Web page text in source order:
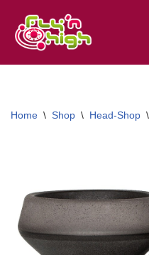
Ga
Home \ Shop \ Head-Shop \